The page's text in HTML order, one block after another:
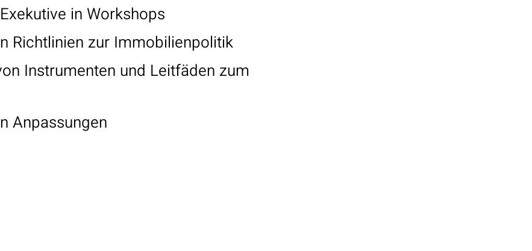
in Workshops
Richtlinien zur Immobilienpolitik
Instrumenten und Leitfäden zum
Anpassungen